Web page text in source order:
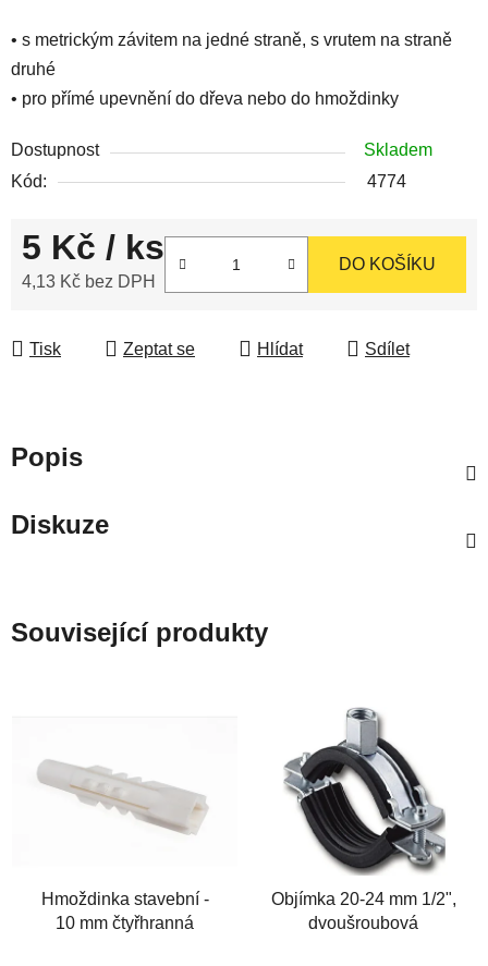
• s metrickým závitem na jedné straně, s vrutem na straně
druhé
• pro přímé upevnění do dřeva nebo do hmoždinky
Dostupnost
Skladem
Kód:
4774
5 Kč / ks
4,13 Kč bez DPH
DO KOŠÍKU
Tisk Zeptat se Hlídat Sdílet
Popis
Diskuze
Související produkty
Hmoždinka stavební -
10 mm čtyřhranná
Objímka 20-24 mm 1/2",
dvoušroubová